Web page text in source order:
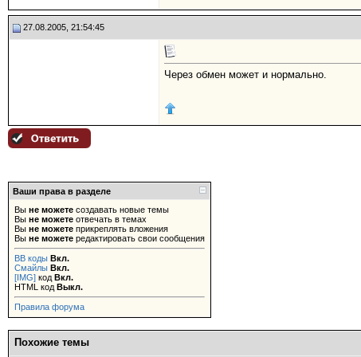
27.08.2005, 21:54:45
Через обмен может и нормально.
Ваши права в разделе
Вы не можете создавать новые темы
Вы не можете отвечать в темах
Вы не можете прикреплять вложения
Вы не можете редактировать свои сообщения
BB коды Вкл.
Смайлы Вкл.
[IMG] код Вкл.
HTML код Выкл.
Правила форума
Похожие темы